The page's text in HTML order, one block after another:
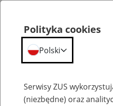
Polityka cookies
Polski
Serwisy ZUS
(niezbędne) oraz